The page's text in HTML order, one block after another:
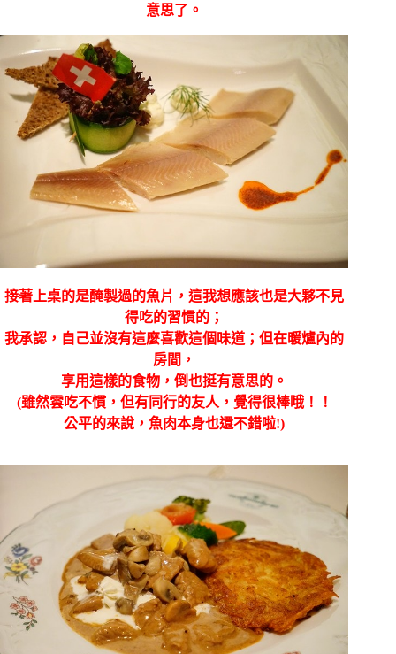
意思了。
接著上桌的是醃製過的魚片，這我想應該也是大夥不見
得吃的習慣的；
我承認，自己並沒有這麼喜歡這個味道；但在暖爐內的
房間，
享用這樣的食物，倒也挺有意思的。
(雖然雲吃不慣，但有同行的友人，覺得很棒哦！！
公平的來說，魚肉本身也還不錯啦!)